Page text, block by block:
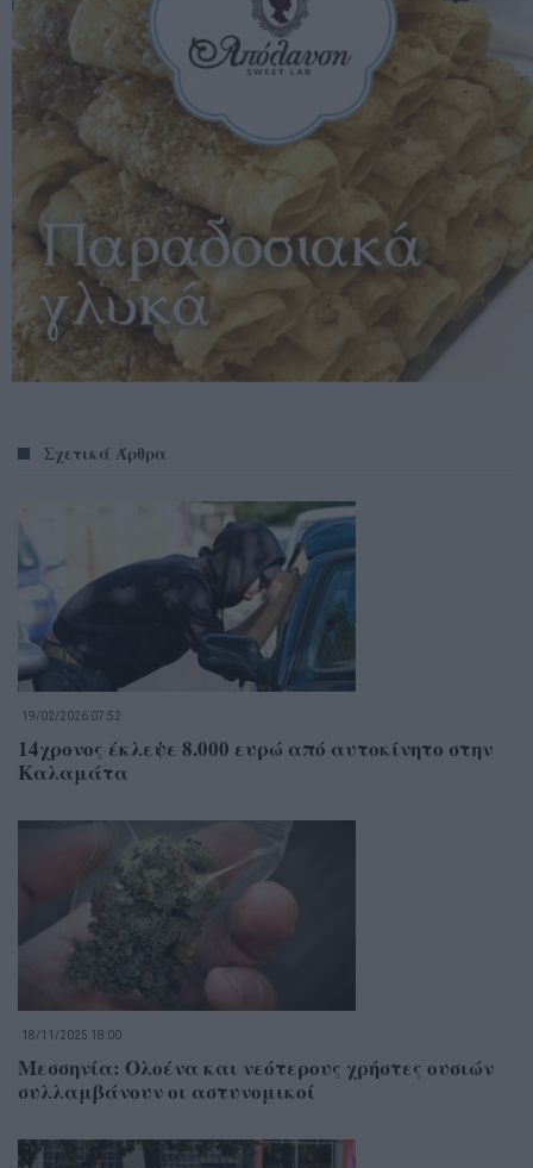
Σχετικά Άρθρα
19/02/2026 07:52
14χρονος έκλεψε 8.000 ευρώ από αυτοκίνητο στην
Καλαμάτα
18/11/2025 18:00
Μεσσηνία: Ολοένα και νεότερους χρήστες ουσιών
συλλαμβάνουν οι αστυνομικοί